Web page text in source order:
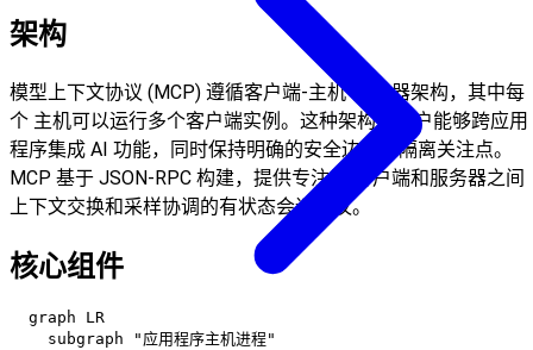
架构
模型上下文协议 (MCP) 遵循客户端-主机-服务器架构，其中每
个 主机可以运行多个客户端实例。这种架构使用户能够跨应用
程序集成 AI 功能，同时保持明确的安全边界并隔离关注点。
MCP 基于 JSON-RPC 构建，提供专注于 客户端和服务器之间
上下文交换和采样协调的有状态会话协议。
核心组件
  graph LR
    subgraph "应用程序主机进程"